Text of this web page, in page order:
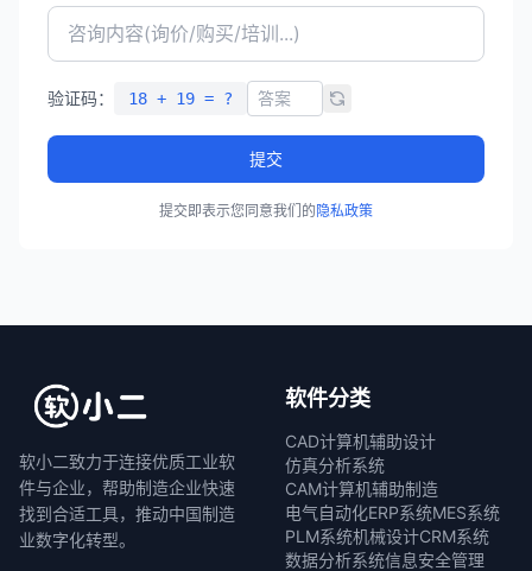
验证码： 18 + 19 = ?
提交
提交即表示您同意我们的隐私政策
软小二致力于连接优质工业软
件与企业，帮助制造企业快速
找到合适工具，推动中国制造
业数字化转型。
软件分类
CAD计算机辅助设计
仿真分析系统
CAM计算机辅助制造
电气自动化ERP系统MES系统
PLM系统机械设计CRM系统
数据分析系统信息安全管理